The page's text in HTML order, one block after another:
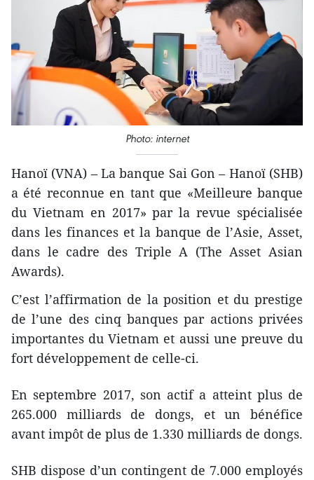
Photo: internet
Hanoï (VNA) – La banque Sai Gon – Hanoï (SHB)
a été reconnue en tant que «Meilleure banque
du Vietnam en 2017» par la revue spécialisée
dans les finances et la banque de l’Asie, Asset,
dans le cadre des Triple A (The Asset Asian
Awards).
C’est l’affirmation de la position et du prestige
de l’une des cinq banques par actions privées
importantes du Vietnam et aussi une preuve du
fort développement de celle-ci.
En septembre 2017, son ​actif a atteint plus de
265.000 milliards de dongs, et un bénéfice
avant impôt de plus de 1.330 milliards de dongs.
SHB dispose d’un contingent de 7.000 employés